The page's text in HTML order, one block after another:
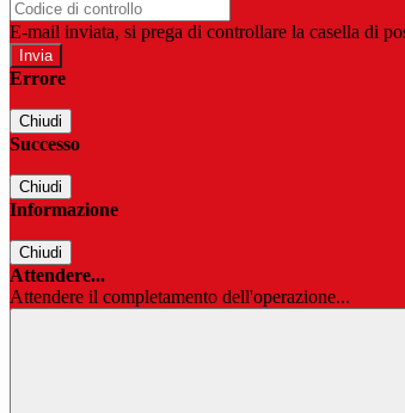
E-mail inviata, si prega di controllare la casella di
Errore
Chiudi
Successo
Chiudi
Informazione
Chiudi
Attendere...
Attendere il completamento dell'operazione...